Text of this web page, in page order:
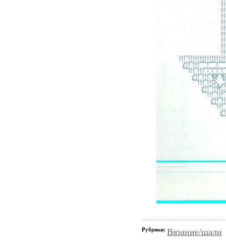
Рубрики: Вязание/шали